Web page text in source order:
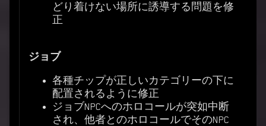
どり着けない場所に誘導する問題を修
正
ジョブ
各種チップが正しいカテゴリーの下に
配置されるように修正
ジョブNPCへのホロコールが突如中断
され、他者とのホロコールでそのNPC